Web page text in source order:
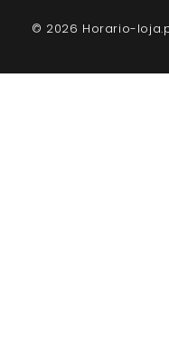
© 2026 Horario-